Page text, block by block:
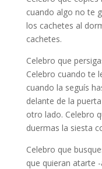
cuando algo no te
los cachetes al
cachetes.
Celebro que
Celebro cuando te
cuando la seguís
delante de la
otro lado. Celebro
duermas la siesta
Celebro que
que quieran atarte